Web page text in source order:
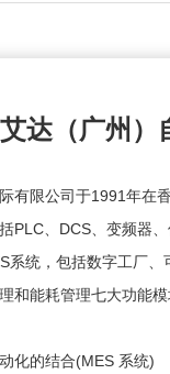
艾达（广州）
有限公司于1991年在
PLC、DCS、变频器
系统，包括数字工厂
和能耗管理七大功能模
化的结合(MES 系统)